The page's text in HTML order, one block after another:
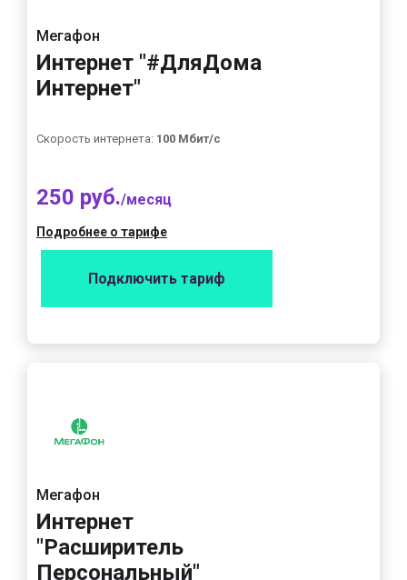
Мегафон
Интернет "#ДляДома
Интернет"
Скорость интернета: 100 Мбит/с
250 руб./месяц
Подробнее о тарифе
Подключить тариф
Мегафон
Интернет
"Расширитель
Персональный"